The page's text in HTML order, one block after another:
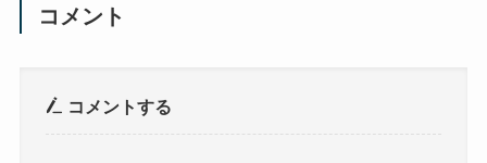
コメント
コメントする